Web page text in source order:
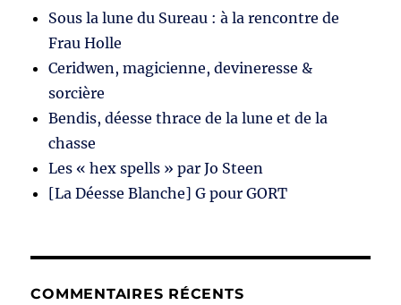
Sous la lune du Sureau : à la rencontre de
Frau Holle
Ceridwen, magicienne, devineresse &
sorcière
Bendis, déesse thrace de la lune et de la
chasse
Les « hex spells » par Jo Steen
[La Déesse Blanche] G pour GORT
COMMENTAIRES RÉCENTS